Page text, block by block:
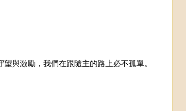
與激勵，我們在跟隨主的路上必不孤單。